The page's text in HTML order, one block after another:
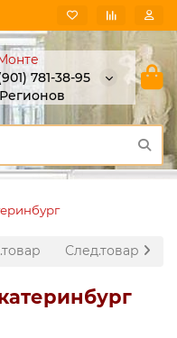
781-38-95
След.товар